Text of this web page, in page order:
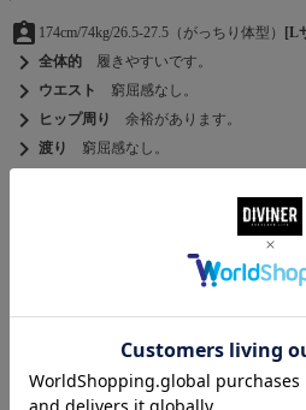
assignment_ind 174cm/74kg/26.5-27.5（がっちり体型） [L
chevron_right 全体的 履きやすいです。
chevron_right ウエスト 窮屈感なし。
chevron_right ヒップ周り 余裕があります。
chevron_right 渡り 窮屈感なし。
chevron_right
ロゴが魅力的なデザインで
綿 100％